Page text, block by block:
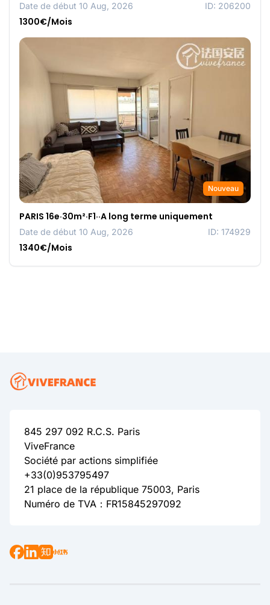
Date de début 10 Aug, 2026 ID: 206200
1300€/Mois
Nouveau
PARIS 16e·30m²·F1··A long terme uniquement
Date de début 10 Aug, 2026 ID: 174929
1340€/Mois
845 297 092 R.C.S. Paris
ViveFrance
Société par actions simplifiée
+33(0)953795497
21 place de la république 75003, Paris
Numéro de TVA：FR15845297092